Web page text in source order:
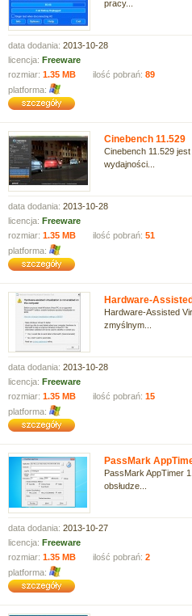
pracy...
data dodania: 2013-10-28
licencja: Freeware
rozmiar: 1.35 MB ilość pobrań: 89
platforma:
Cinebench 11.529
Cinebench 11.529
wydajności...
data dodania: 2013-10-28
licencja: Freeware
rozmiar: 1.35 MB ilość pobrań: 51
platforma:
Hardware-
Hardware-Assisted
zmyślnym...
data dodania: 2013-10-28
licencja: Freeware
rozmiar: 1.35 MB ilość pobrań: 15
platforma:
PassMark
PassMark AppTimer
obsłudze...
data dodania: 2013-10-27
licencja: Freeware
rozmiar: 1.35 MB ilość pobrań: 2
platforma: